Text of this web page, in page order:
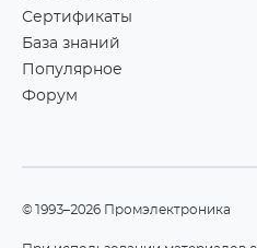
Сертификаты
База знаний
Популярное
Форум
©1993–2026 Промэлектроника